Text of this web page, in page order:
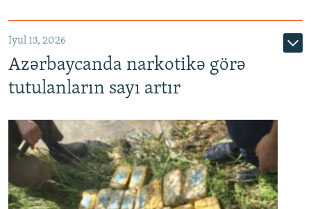
İyul 13, 2026
Azərbaycanda narkotikə görə
tutulanların sayı artır